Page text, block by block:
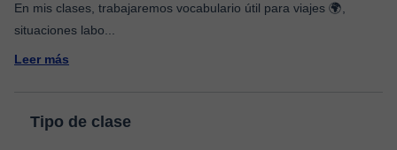
En mis clases, trabajaremos vocabulario útil para viajes 🌍,
situaciones labo
Leer más
Tipo de clase